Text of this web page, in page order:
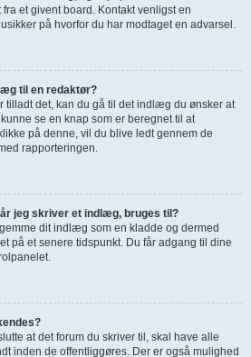
et givent board. Kontakt venligst en
på hvorfor du har modtaget en advarsel.
til en redaktør?
tilladt det, kan du gå til det indlæg du ønsker at
se en knap som er beregnet til at
på denne, vil du blive ledt gennem de
rapporteringen.
jeg skriver et indlæg, bruges til?
dit indlæg som en kladde og dermed
på et senere tidspunkt. Du får adgang til dine
at det forum du skriver til, skal have alle
inden de offentliggøres. Der er også mulighed